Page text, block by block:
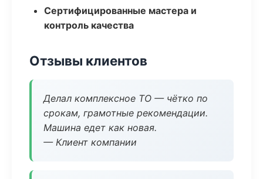
Сертифицированные мастера и
контроль качества
Отзывы клиентов
Делал комплексное ТО — чётко по
срокам, грамотные рекомендации.
Машина едет как новая.
— Клиент компании